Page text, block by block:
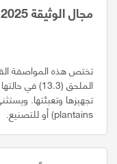
مجال الوثيقة GSO 1991:2025
تختص هذه المواصفة
الملحق
تجهيزها وتعبئتها.
plantains) أو للتصنيع.